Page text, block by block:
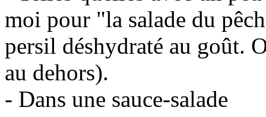
moi pour "la salade du
persil déshydraté au goût.
au dehors).
- Dans une sauce-salade